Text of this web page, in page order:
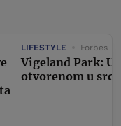
LIFESTYLE Forbes
Vigeland Park:
otvorenom u srcu